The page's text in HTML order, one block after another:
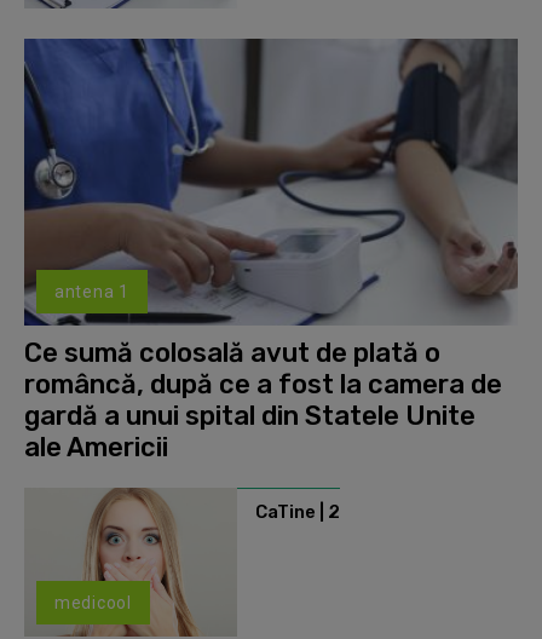
antena 1
Ce sumă colosală avut de plată o
româncă, după ce a fost la camera de
gardă a unui spital din Statele Unite
ale Americii
medicool
CaTine | 2